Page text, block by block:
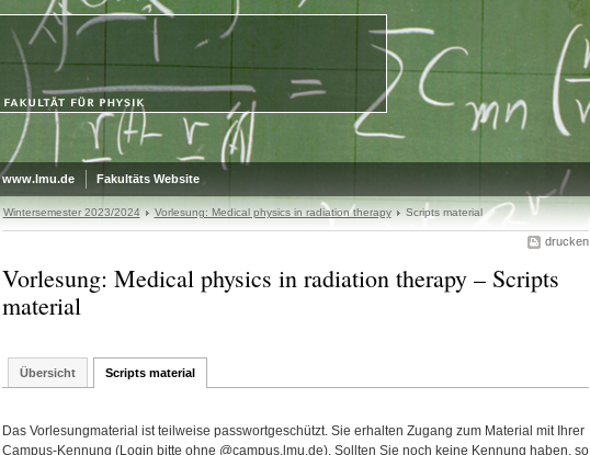
www.lmu.de Fakultäts Website
Wintersemester 2023/2024 Vorlesung: Medical physics in radiation therapy Scripts material
drucken
Vorlesung: Medical physics in radiation therapy – Scripts
material
Übersicht Scripts material
Das Vorlesungmaterial ist teilweise passwortgeschützt. Sie erhalten Zugang zum Material mit Ihrer
Campus-Kennung (Login bitte ohne @campus.lmu.de). Sollten Sie noch keine Kennung haben, so